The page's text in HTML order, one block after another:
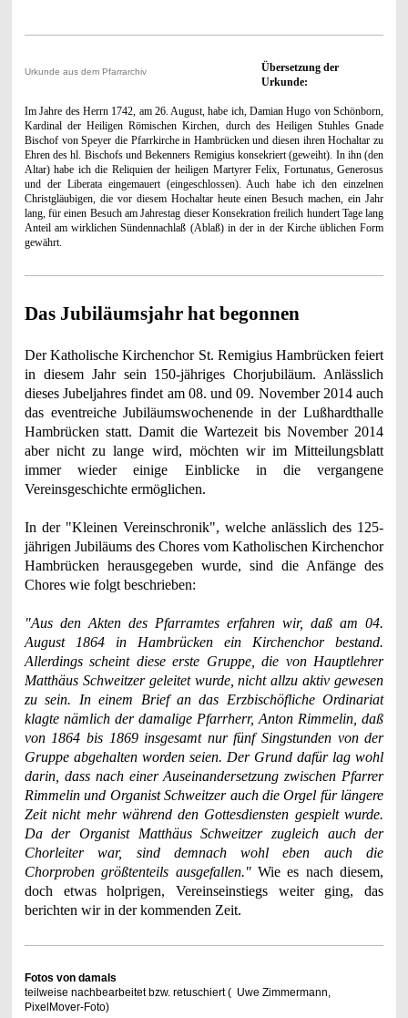
Urkunde aus dem Pfarrarchiv
Übersetzung der
Urkunde:
Im Jahre des Herrn 1742, am 26. August, habe ich, Damian Hugo von Schönborn,
Kardinal der Heiligen Römischen Kirchen, durch des Heiligen Stuhles Gnade
Bischof von Speyer die Pfarrkirche in Hambrücken und diesen ihren Hochaltar zu
Ehren des hl. Bischofs und Bekenners Remigius konsekriert (geweiht). In ihn (den
Altar) habe ich die Reliquien der heiligen Martyrer Felix, Fortunatus, Generosus
und der Liberata eingemauert (eingeschlossen). Auch habe ich den einzelnen
Christgläubigen, die vor diesem Hochaltar heute einen Besuch machen, ein Jahr
lang, für einen Besuch am Jahrestag dieser Konsekration freilich hundert Tage lang
Anteil am wirklichen Sündennachlaß (Ablaß) in der in der Kirche üblichen Form
gewährt.
Das Jubiläumsjahr hat begonnen
Der Katholische Kirchenchor St. Remigius Hambrücken feiert
in diesem Jahr sein 150-jähriges Chorjubiläum. Anlässlich
dieses Jubeljahres findet am 08. und 09. November 2014 auch
das eventreiche Jubiläumswochenende in der Lußhardthalle
Hambrücken statt. Damit die Wartezeit bis November 2014
aber nicht zu lange wird, möchten wir im Mitteilungsblatt
immer wieder einige Einblicke in die vergangene
Vereinsgeschichte ermöglichen.
In der "Kleinen Vereinschronik", welche anlässlich des 125-
jährigen Jubiläums des Chores vom Katholischen Kirchenchor
Hambrücken herausgegeben wurde, sind die Anfänge des
Chores wie folgt beschrieben:
"Aus den Akten des Pfarramtes erfahren wir, daß am 04.
August 1864 in Hambrücken ein Kirchenchor bestand.
Allerdings scheint diese erste Gruppe, die von Hauptlehrer
Matthäus Schweitzer geleitet wurde, nicht allzu aktiv gewesen
zu sein. In einem Brief an das Erzbischöfliche Ordinariat
klagte nämlich der damalige Pfarrherr, Anton Rimmelin, daß
von 1864 bis 1869 insgesamt nur fünf Singstunden von der
Gruppe abgehalten worden seien. Der Grund dafür lag wohl
darin, dass nach einer Auseinandersetzung zwischen Pfarrer
Rimmelin und Organist Schweitzer auch die Orgel für längere
Zeit nicht mehr während den Gottesdiensten gespielt wurde.
Da der Organist Matthäus Schweitzer zugleich auch der
Chorleiter war, sind demnach wohl eben auch die
Chorproben größtenteils ausgefallen." Wie es nach diesem,
doch etwas holprigen, Vereinseinstiegs weiter ging, das
berichten wir in der kommenden Zeit.
Fotos von damals
teilweise nachbearbeitet bzw. retuschiert ( Uwe Zimmermann,
PixelMover-Foto)